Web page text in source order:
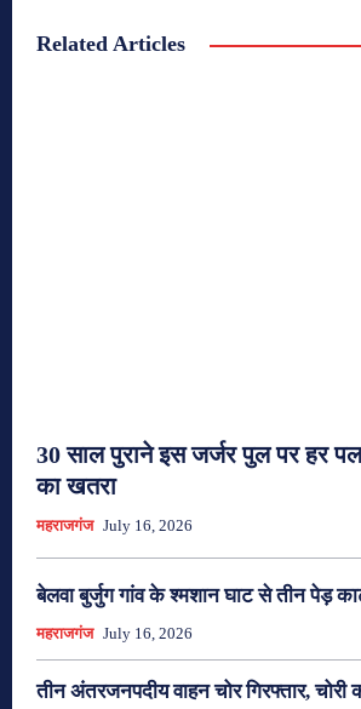
Related Articles
30 साल पुराने इस जर्जर पुल पर हर पल
का खतरा
महराजगंज July 16, 2026
बेलवा बुर्जुग गांव के श्मशान घाट से तीन पेड़
महराजगंज July 16, 2026
तीन अंतरजनपदीय वाहन चोर गिरफ्तार, चोरी